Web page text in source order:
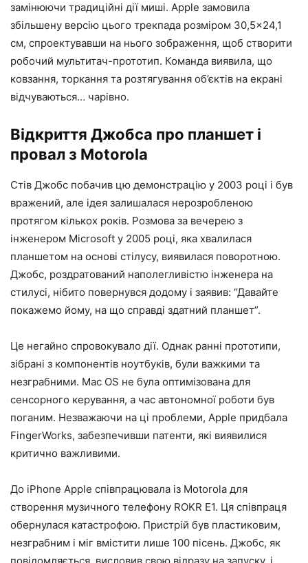
замінюючи традиційні дії миші. Apple замовила
збільшену версію цього трекпада розміром 30,5×24,1
см, спроектувавши на нього зображення, щоб створити
робочий мультитач-прототип. Команда виявила, що
ковзання, торкання та розтягування об’єктів на екрані
відчуваються… чарівно.
Відкриття Джобса про планшет і
провал з Motorola
Стів Джобс побачив цю демонстрацію у 2003 році і був
вражений, але ідея залишалася нерозробленою
протягом кількох років. Розмова за вечерею з
інженером Microsoft у 2005 році, яка хвалилася
планшетом на основі стілусу, виявилася поворотною.
Джобс, роздратований наполегливістю інженера на
стилусі, нібито повернувся додому і заявив: “Давайте
покажемо йому, на що справді здатний планшет”.
Це негайно спровокувало дії. Однак ранні прототипи,
зібрані з компонентів ноутбуків, були важкими та
незграбними. Mac OS не була оптимізована для
сенсорного керування, а час автономної роботи був
поганим. Незважаючи на ці проблеми, Apple придбала
FingerWorks, забезпечивши патенти, які виявилися
критично важливими.
До iPhone Apple співпрацювала із Motorola для
створення музичного телефону ROKR E1. Ця співпраця
обернулася катастрофою. Пристрій був пластиковим,
незграбним і міг вмістити лише 100 пісень. Джобс, як